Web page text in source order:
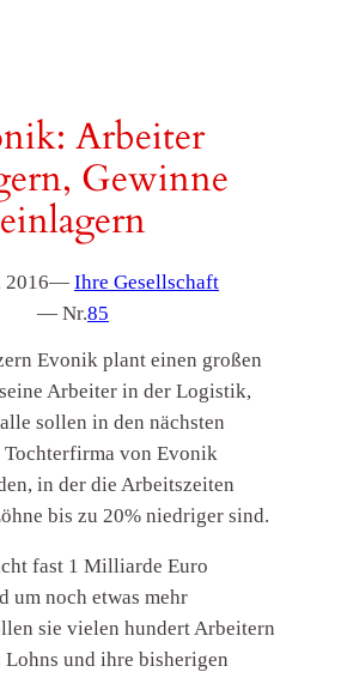
Arbeiter
Gewinne
einlagern
2016— Ihre Gesellschaft
— Nr.85
Evonik plant einen großen
Arbeiter in der Logistik,
sollen in den nächsten
Tochterfirma von Evonik
in der die Arbeitszeiten
bis zu 20% niedriger sind.
fast 1 Milliarde Euro
um noch etwas mehr
sie vielen hundert Arbeitern
und ihre bisherigen